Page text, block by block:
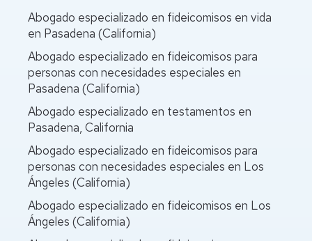
Abogado especializado en fideicomisos en vida
en Pasadena (California)
Abogado especializado en fideicomisos para
personas con necesidades especiales en
Pasadena (California)
Abogado especializado en testamentos en
Pasadena, California
Abogado especializado en fideicomisos para
personas con necesidades especiales en Los
Ángeles (California)
Abogado especializado en fideicomisos en Los
Ángeles (California)